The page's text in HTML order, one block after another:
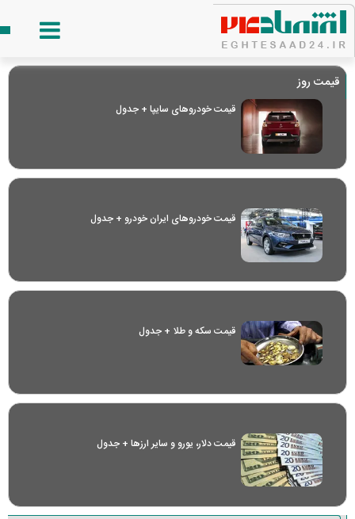
قیمت روز
قیمت خودرو‌های سایپا + جدول
قیمت خودرو‌های ایران خودرو + جدول
قیمت سکه و طلا + جدول
قیمت دلار، یورو و سایر ارز‌ها + جدول